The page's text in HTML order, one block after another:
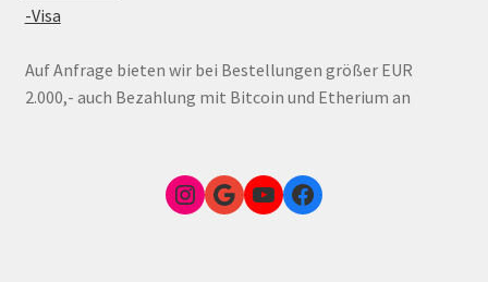
-Visa
Auf Anfrage bieten wir bei Bestellungen größer EUR
2.000,- auch Bezahlung mit Bitcoin und Etherium an
Instagram
Google Link zum FunShop WienYouTubeFacebook